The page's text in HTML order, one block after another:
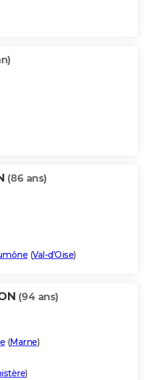
(86 ans)
(Val-d'Oise)
(94 ans)
(Marne)
)